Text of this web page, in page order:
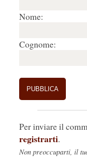
Nome:
Cognome:
Per inviare il
registrarti.
Non preoccuparti, il